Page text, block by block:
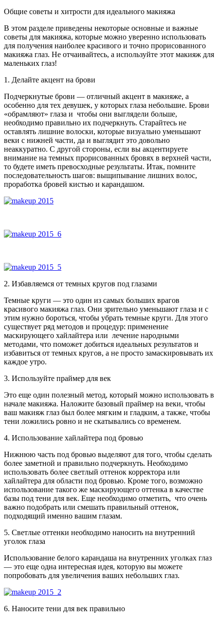
Общие советы и хитрости для идеального макияжа
В этом разделе приведены некоторые основные и важные
советы для макияжа, которые можно уверенно использовать
для получения наиболее красивого и точно прорисованного
макияжа глаз. Не отчаивайтесь, а используйте этот макияж для
маленьких глаз!
1. Делайте акцент на брови
Подчеркнутые брови — отличный акцент в макияже, а
особенно для тех девушек, у которых глаза небольшие. Брови
«обрамляют» глаза и чтобы они выглядели больше,
необходимо правильно их подчеркнуть. Старайтесь не
оставлять лишние волоски, которые визуально уменьшают
веки с нижней части, да и выглядит это довольно
неаккуратно. С другой стороны, если вы акцентируете
внимание на темных прорисованных бровях в верхней части,
то будете иметь превосходные результаты. Итак, помните
последовательность шагов: выщипывание лишних волос,
проработка бровей кистью и карандашом.
2. Избавляемся от темных кругов под глазами
Темные круги — это один из самых больших врагов
красивого макияжа глаз. Они зрительно уменьшают глаза и с
этим нужно бороться, чтобы убрать темные круги. Для этого
существует ряд методов и процедур: применение
маскирующего хайлайтера или лечение народными
методами, что поможет добиться идеальных результатов и
избавиться от темных кругов, а не просто замаскировывать их
каждое утро.
3. Используйте праймер для век
Это еще один полезный метод, который можно использовать в
начале макияжа. Наложите базовый праймер на веки, чтобы
ваш макияж глаз был более мягким и гладким, а также, чтобы
тени ложились ровно и не скатывались со временем.
4. Использование хайлайтера под бровью
Нижнюю часть под бровью выделяют для того, чтобы сделать
более заметной и правильно подчеркнуть. Необходимо
использовать более светлый оттенок корректора или
хайлайтера для области под бровью. Кроме того, возможно
использование такого же маскирующего оттенка в качестве
базы под тени для век. Еще необходимо отметить, что очень
важно подобрать или смешать правильный оттенок,
подходящий именно вашим глазам.
5. Светлые оттенки необходимо наносить на внутренний
уголок глаза
Использование белого карандаша на внутренних уголках глаз
— это еще одна интересная идея, которую вы можете
попробовать для увеличения ваших небольших глаз.
6. Наносите тени для век правильно